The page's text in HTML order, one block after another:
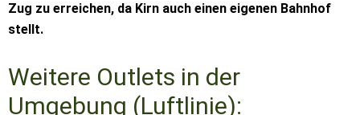
Zug zu erreichen, da Kirn auch einen eigenen Bahnhof
stellt.
Weitere Outlets in der
Umgebung (Luftlinie):